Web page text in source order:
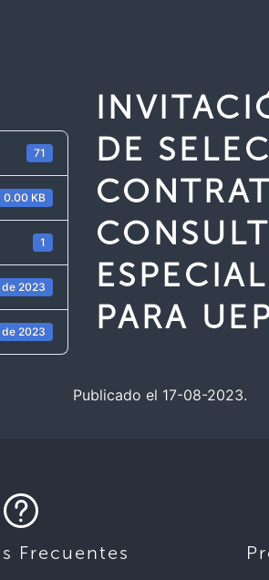
71
0.00 KB
1
2023
2023
DE
PARA
Publicado el 17-08-2023.
Frecuentes